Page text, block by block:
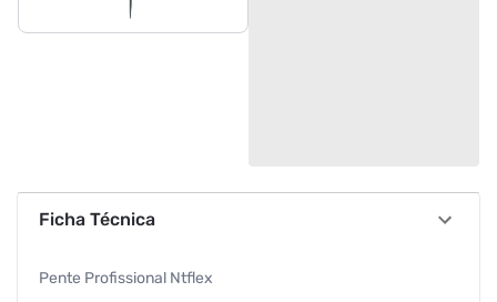
Ficha Técnica
Pente Profissional Ntflex